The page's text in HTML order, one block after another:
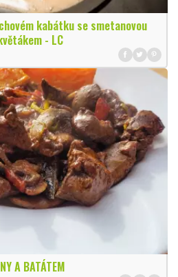
kabátku se smetanovou
- LC
A BATÁTEM